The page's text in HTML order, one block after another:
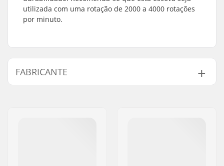
utilizada com uma rotação de 2000 a 4000 rotações
por minuto.
FABRICANTE